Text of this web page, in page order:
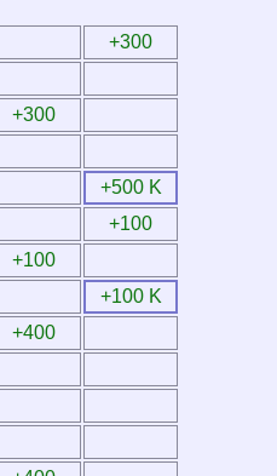
+300
+300
+500 K
+100
+100
+100 K
+400